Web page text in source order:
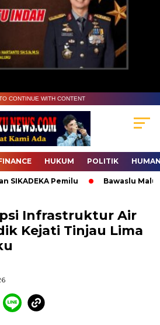
CONTINUE WITH CONTENT
HUKUM POLITIK
Pemilu Bawaslu Maluku
Infrastruktur Air
Kejati Tinjau Lima